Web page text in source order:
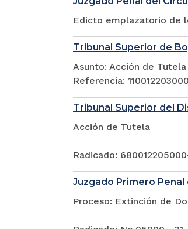
Edicto emplazatorio de
Tribunal Superior de
Asunto: Acción de Tutela
Referencia:
Tribunal Superior del
Acción de Tutela
Radicado:
Juzgado Primero
Proceso: Extinción de